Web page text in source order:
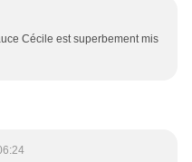
Cécile est superbement mis